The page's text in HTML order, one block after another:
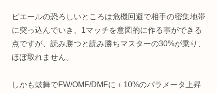
ピエールの恐ろしいところは危機回避で相手の密集地帯
に突っ込んでいき、1マッチを意図的に作る事ができる
点ですが、読み勝つと読み勝ちマスターの30%が乗り、
ほぼ取れません。
しかも鼓舞でFW/OMF/DMFに＋10%のパラメータ上昇